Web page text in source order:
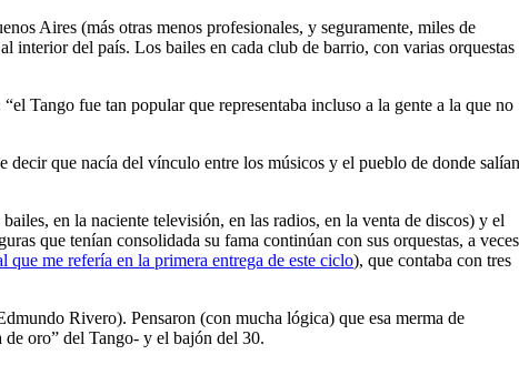
Aires (más otras menos profesionales, y seguramente, miles de
interior del país. Los bailes en cada club de barrio, con varias orquestas
Tango fue tan popular que representaba incluso a la gente a la que no
decir que nacía del vínculo entre los músicos y el pueblo de donde
en la naciente televisión, en las radios, en la venta de discos) y el
que tenían consolidada su fama continúan con sus orquestas, a veces
que me refería en la primera entrega de este ciclo), que contaba con tres
Rivero). Pensaron (con mucha lógica) que esa merma de
oro” del Tango- y el bajón del 30.